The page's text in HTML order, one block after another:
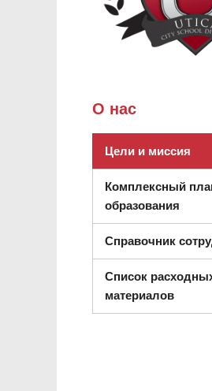
О нас
Цели и миссия
Комплексный
образования
Справочник
Список
материалов